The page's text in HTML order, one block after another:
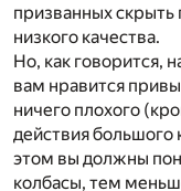
призванных скрыть
низкого качества.
Но, как говорится,
вам нравится
ничего плохого
действия большого
этом вы должны
колбасы, тем